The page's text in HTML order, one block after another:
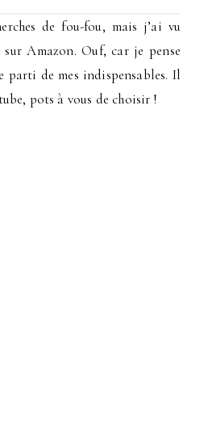
de fou-fou, mais j’ai vu
Amazon. Ouf, car je pense
parti de mes indispensables. Il
pots à vous de choisir !